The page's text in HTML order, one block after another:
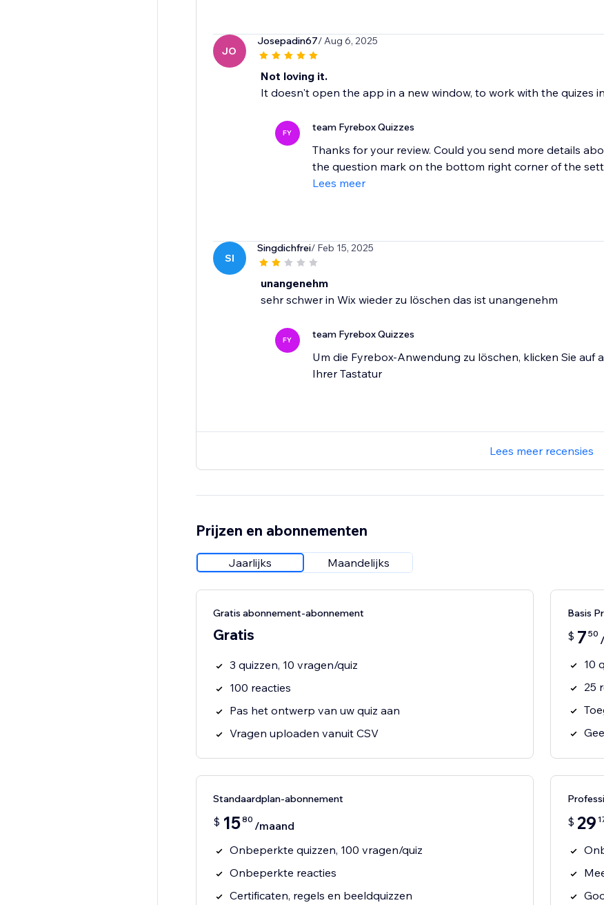
JO
Josepadin67/ Aug 6, 2025
Not loving it.
It doesn't open the app in a new window, to work with the quizes
FY team Fyrebox Quizzes
Thanks for your review. Could you send more details
the question mark on the bottom right corner of the
Lees meer
SI
Singdichfrei/ Feb 15, 2025
unangenehm
sehr schwer in Wix wieder zu löschen das ist unangenehm
FY team Fyrebox Quizzes
Um die Fyrebox-Anwendung zu löschen, klicken Sie auf
Ihrer Tastatur
Lees meer recensies
Prijzen en abonnementen
Jaarlijks Maandelijks
Gratis abonnement-abonnement
Gratis
3 quizzen, 10 vragen/quiz
100 reacties
Pas het ontwerp van uw quiz aan
Vragen uploaden vanuit CSV
Basis
$ 7 50
10
25
Standaardplan-abonnement
$ 1580 /maand
Onbeperkte quizzen, 100 vragen/quiz
Onbeperkte reacties
Certificaten, regels en beeldquizzen
$ 29